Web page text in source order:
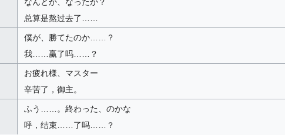
总算是熬过去了……
僕が、勝てたのか……？
我……赢了吗……？
お疲れ様、マスター
辛苦了，御主。
ふう……。終わった、のかな
呼，结束……了吗……？